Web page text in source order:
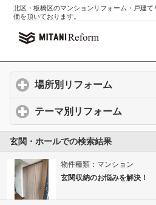
北区・板橋区のマンションリフォーム・戸建
価を頂いております。
場所別リフォーム
テーマ別リフォーム
玄関・ホールでの検索結果
物件種類：マンション
玄関収納のお悩みを解決！